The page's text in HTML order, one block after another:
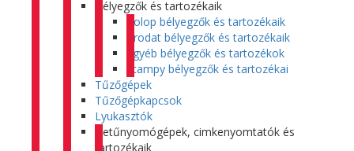
Bélyegzők és tartozékaik
Colop bélyegzők és tartozékaik
Trodat bélyegzők és tartozékaik
Egyéb bélyegzők és tartozékok
Stampy bélyegzők és tartozékai
Tűzőgépek
Tűzőgépkapcsok
Lyukasztók
Betűnyomógépek, cimkenyomtatók és
tartozékaik